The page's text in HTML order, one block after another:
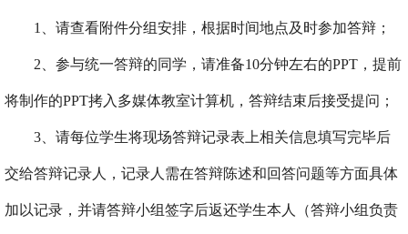
1、请查看附件分组安排，根据时间地点及时参加答辩；
2、 参与统一答辩的同学，请准备10分钟左右的PPT ， 提前
将制作的PPT拷入多媒体教室计算机， 答辩结束后接受提问；
3、 请每位学生将现场答辩记录表上相关信息填写完毕后
交给答辩记录人，记录人需在答辩陈述和回答问题等方面具体
加以记录，并请答辩小组签字后返还学生本人（答辩小组负责